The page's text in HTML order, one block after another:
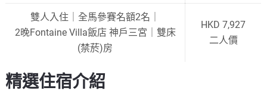
雙人入住｜全馬參賽名額2名｜
2晚Fontaine Villa飯店 神戶三宮｜雙床
(禁菸)房
HKD 7,927
二人價
精選住宿介紹